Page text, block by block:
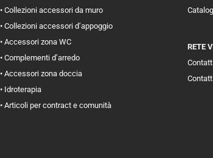
• Collezioni accessori da muro
• Collezioni accessori d’appoggio
• Accessori zona WC
• Complementi d’arredo
• Accessori zona doccia
• Idroterapia
• Articoli per contract e comunità
RETE